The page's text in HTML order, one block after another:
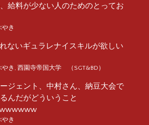
給料が少ない人のためのとってお
やき
ないギュラレナイスキルが欲しい
やき 西園寺帝国大学 （SGT&BD）
ジェント、中村さん、納豆大会で
んだがどういうこと
やき